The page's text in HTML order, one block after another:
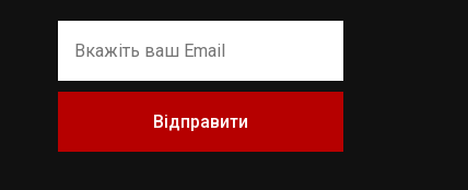
Відправити